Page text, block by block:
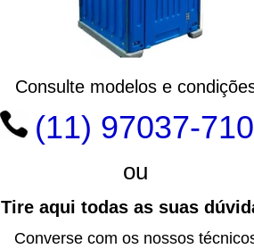
Consulte modelos e
(11) 97037-
ou
Tire aqui todas as suas
Converse com os nossos